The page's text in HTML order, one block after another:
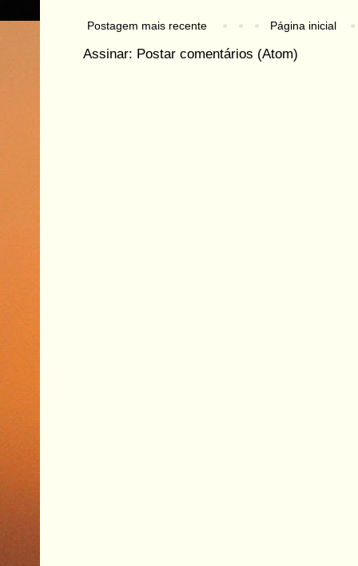
Postagem mais recente Página inicial
Assinar: Postar comentários (Atom)